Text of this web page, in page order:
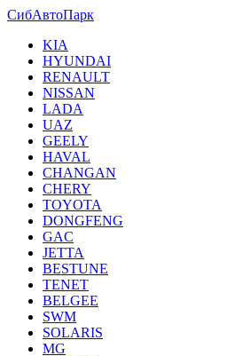
СибАвтоПарк
KIA
HYUNDAI
RENAULT
NISSAN
LADA
UAZ
GEELY
HAVAL
CHANGAN
CHERY
TOYOTA
DONGFENG
GAC
JETTA
BESTUNE
TENET
BELGEE
SWM
SOLARIS
MG